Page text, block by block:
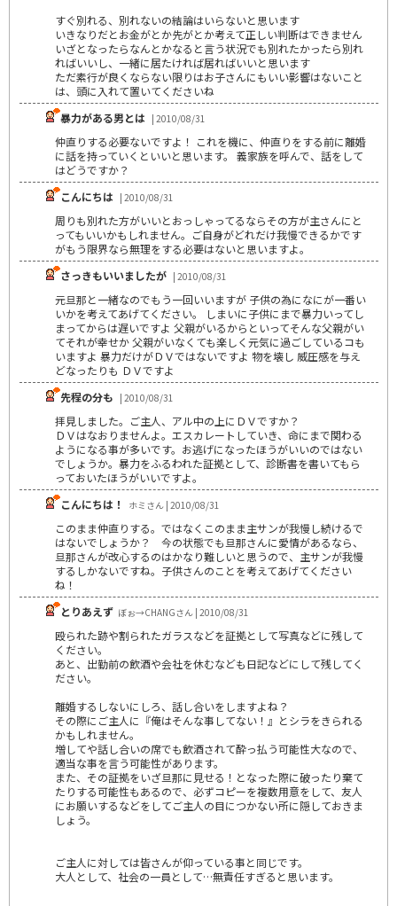
すぐ別れる、別れないの結論はいらないと思います
いきなりだとお金がとか先がとか考えて正しい判断はできません
いざとなったらなんとかなると言う状況でも別れたかったら別れ
ればいいし、一緒に居たければ居ればいいと思います
ただ素行が良くならない限りはお子さんにもいい影響はないこと
は、頭に入れて置いてくださいね
暴力がある男とは | 2010/08/31
仲直りする必要ないですよ！ これを機に、仲直りをする前に離婚
に話を持っていくといいと思います。 義家族を呼んで、話をして
はどうですか？
こんにちは | 2010/08/31
周りも別れた方がいいとおっしゃってるならその方が主さんにと
ってもいいかもしれません。ご自身がどれだけ我慢できるかです
がもう限界なら無理をする必要はないと思いますよ。
さっきもいいましたが | 2010/08/31
元旦那と一緒なのでもう一回いいますが 子供の為になにが一番い
いかを考えてあげてください。 しまいに子供にまで暴力いってし
まってからは遅いですよ 父親がいるからといってそんな父親がい
てそれが幸せか 父親がいなくても楽しく元気に過ごしているコも
いますよ 暴力だけがＤＶではないですよ 物を壊し 威圧感を与え
どなったりも ＤＶですよ
先程の分も | 2010/08/31
拝見しました。ご主人、アル中の上にＤＶですか？
ＤＶはなおりませんよ。エスカレートしていき、命にまで関わる
ようになる事が多いです。お逃げになったほうがいいのではない
でしょうか。暴力をふるわれた証拠として、診断書を書いてもら
っておいたほうがいいですよ。
こんにちは！
ホミさん | 2010/08/31
このまま仲直りする。ではなくこのまま主サンが我慢し続けるで
はないでしょうか？ 今の状態でも旦那さんに愛情があるなら、
旦那さんが改心するのはかなり難しいと思うので、主サンが我慢
するしかないですね。子供さんのことを考えてあげてください
ね！
とりあえず ぼぉ→CHANGさん | 2010/08/31
殴られた跡や割られたガラスなどを証拠として写真などに残して
ください。
あと、出勤前の飲酒や会社を休むなども日記などにして残してく
ださい。
離婚するしないにしろ、話し合いをしますよね？
その際にご主人に『俺はそんな事してない！』とシラをきられる
かもしれません。
増してや話し合いの席でも飲酒されて酔っ払う可能性大なので、
適当な事を言う可能性があります。
また、その証拠をいざ旦那に見せる！となった際に破ったり棄て
たりする可能性もあるので、必ずコピーを複数用意をして、友人
にお願いするなどをしてご主人の目につかない所に隠しておきま
しょう。
ご主人に対しては皆さんが仰っている事と同じです。
大人として、社会の一員として…無責任すぎると思います。